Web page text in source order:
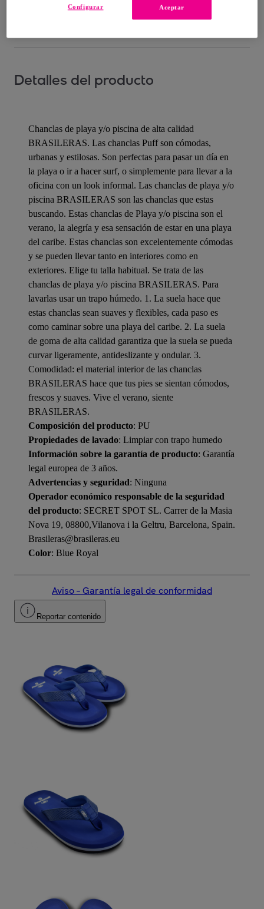
¿Cómo funciona?
Detalles del producto
Chanclas de playa y/o piscina de alta calidad
BRASILERAS. Las chanclas Puff son cómodas,
urbanas y estilosas. Son perfectas para pasar un día en
la playa o ir a hacer surf, o simplemente para llevar a la
oficina con un look informal. Las chanclas de playa y/o
piscina BRASILERAS son las chanclas que estas
buscando. Estas chanclas de Playa y/o piscina son el
verano, la alegría y esa sensación de estar en una playa
del caribe. Estas chanclas son excelentemente cómodas
y se pueden llevar tanto en interiores como en
exteriores. Elige tu talla habitual. Se trata de las
chanclas de playa y/o piscina BRASILERAS. Para
lavarlas usar un trapo húmedo. 1. La suela hace que
estas chanclas sean suaves y flexibles, cada paso es
como caminar sobre una playa del caribe. 2. La suela
de goma de alta calidad garantiza que la suela se pueda
curvar ligeramente, antideslizante y ondular. 3.
Comodidad: el material interior de las chanclas
BRASILERAS hace que tus pies se sientan cómodos,
frescos y suaves. Vive el verano, siente
BRASILERAS.
Composición del producto: PU
Propiedades de lavado: Limpiar con trapo humedo
Información sobre la garantía de producto: Garantía
legal europea de 3 años.
Advertencias y seguridad: Ninguna
Operador económico responsable de la seguridad
del producto: SECRET SPOT SL. Carrer de la Masia
Nova 19, 08800,Vilanova i la Geltru, Barcelona, Spain.
Brasileras@brasileras.eu
Color: Blue Royal
Aviso – Garantía legal de conformidad
Reportar contenido
Aceptar
Configurar